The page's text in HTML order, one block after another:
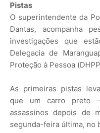
Pistas
O superintendente da
Dantas, acompanha
investigações que
Delegacia de
Proteção à Pessoa
As primeiras pistas
que um carro preto
assassinos depois de
segunda-feira última, no